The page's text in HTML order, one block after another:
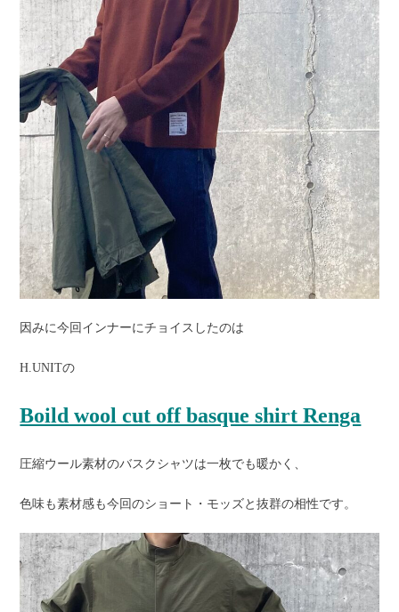
因みに今回インナーにチョイスしたのは
H.UNITの
Boild wool cut off basque shirt Renga
圧縮ウール素材のバスクシャツは一枚でも暖かく、
色味も素材感も今回のショート・モッズと抜群の相性です。